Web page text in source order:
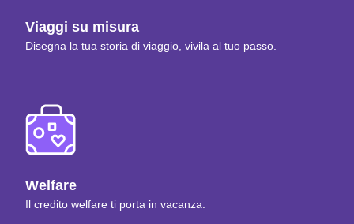
Viaggi su misura
Disegna la tua storia di viaggio, vivila al tuo passo.
Welfare
Il credito welfare ti porta in vacanza.